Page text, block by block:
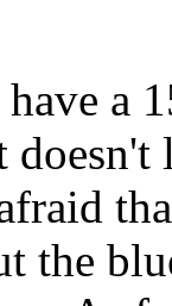
a
the